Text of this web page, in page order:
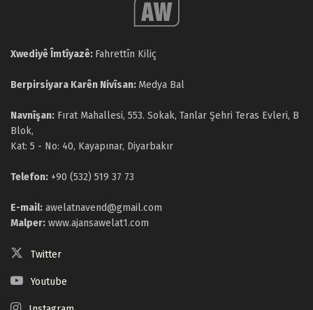
Xwediyê Îmtîyazê: Fahrettîn Kiliç
Berpirsiyara Karên Nivîsan: Medya Bal
Navnîşan: Fırat Mahallesi, 553. Sokak, Tanlar Şehri Teras Evleri, B
Blok,
Kat: 5 - No: 40, Kayapınar, Diyarbakır
Telefon: +90 (532) 519 37 73
E-mail: awelatnavend@gmail.com
Malper: www.ajansawelat1.com
Twitter
Youtube